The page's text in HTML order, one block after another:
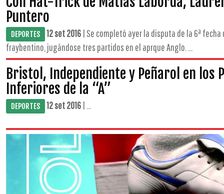
Puntero
DEPORTES 12 set 2016 | Se completó ayer la disputa de la 6ª
fraybentino, jugándose tres partidos en el aprque Anglo. ...
Bristol, Independiente y Peñarol en los
Inferiores de la “A”
DEPORTES 12 set 2016 | ...